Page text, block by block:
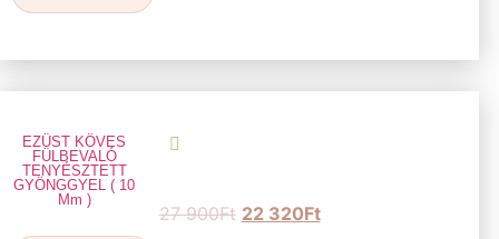
EZÜST KÖVES
FÜLBEVALÓ
TENYÉSZTETT
GYÖNGGYEL ( 10
Mm )
27 900Ft 22 320Ft